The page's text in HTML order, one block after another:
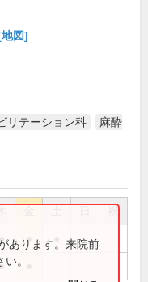
図]
リテーション科
麻酔
祝
● ●
あります。来院前
。